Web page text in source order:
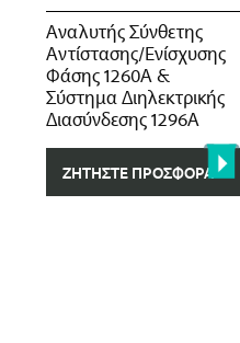
Αναλυτής Σύνθετης
Αντίστασης/Ενίσχυσης
Φάσης 1260A &
Σύστημα Διηλεκτρικής
Διασύνδεσης 1296A
ΖΗΤΉΣΤΕ ΠΡΟΣΦΟΡΆ